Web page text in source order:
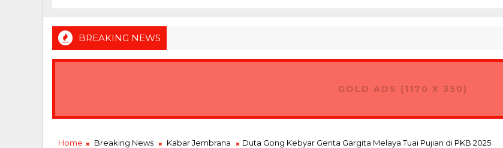
BREAKING NEWS
GOLD ADS (1170 X 350)
Home Breaking News Kabar Jembrana Duta Gong Kebyar Genta Gargita Melaya Tuai Pujian di PKB 2025